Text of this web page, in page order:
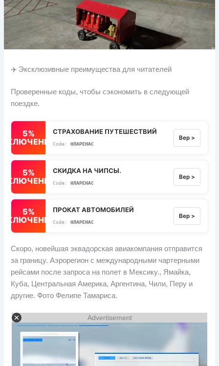
✈️ Эксклюзивные преимущества для читателей
Проверенные коды, чтобы сэкономить в следующей
поездке.
5%
СТРАХОВАНИЕ ПУТЕШЕСТВИЙ
НЛАРЕНАС
Вер >
5%
СКИДКА НА ЧИПСЫ.
НЛАРЕНАС
Вер >
5%
ПРОКАТ АВТОМОБИЛЕЙ
НЛАРЕНАС
Вер >
Скоро, новейшая эквадорская авиакомпания отправится
за границу. Аэрорегион с международными чартерными
рейсами после запроса на полет в Мексику., Ямайка,
Куба, Центральная Америка, Аргентина, Чили, Перу и
другие. Фото Фелипе Тамариса.
Advertisement